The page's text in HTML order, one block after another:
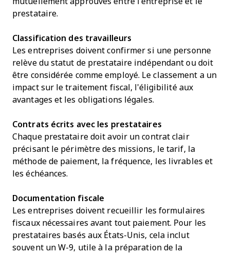
prestataire.
Classification des travailleurs
Les entreprises doivent confirmer si une personne
relève du statut de prestataire indépendant ou doit
être considérée comme employé. Le classement a un
impact sur le traitement fiscal, l'éligibilité aux
avantages et les obligations légales.
Contrats écrits avec les prestataires
Chaque prestataire doit avoir un contrat clair
précisant le périmètre des missions, le tarif, la
méthode de paiement, la fréquence, les livrables et
les échéances.
Documentation fiscale
Les entreprises doivent recueillir les formulaires
fiscaux nécessaires avant tout paiement. Pour les
prestataires basés aux États-Unis, cela inclut
souvent un W-9, utile à la préparation de la